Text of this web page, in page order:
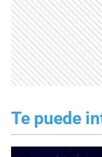
Te puede